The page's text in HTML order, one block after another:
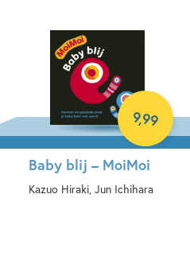
Baby blij – MoiMoi
Kazuo Hiraki, Jun Ichihara
9,99